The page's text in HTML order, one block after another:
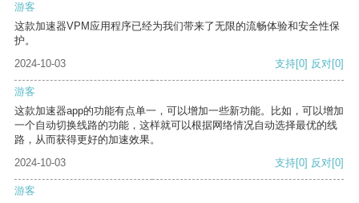
游客
这款加速器VPM应用程序已经为我们带来了无限的流畅体验和安全性保
护。
2024-10-03
支持[0] 反对[0]
游客
这款加速器app的功能有点单一，可以增加一些新功能。比如，可以增加
一个自动切换线路的功能，这样就可以根据网络情况自动选择最优的线
路，从而获得更好的加速效果。
2024-10-03
支持[0] 反对[0]
游客